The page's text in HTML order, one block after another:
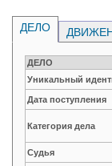
ДЕЛО
ДЕЛО
Уникальный
Дата поступления
Категория дела
Судья